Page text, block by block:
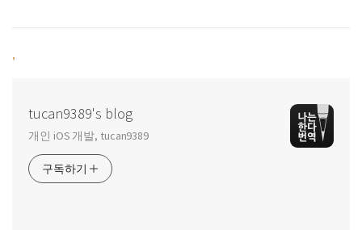
tucan9389's blog
개인 iOS 개발, tucan9389
구독하기